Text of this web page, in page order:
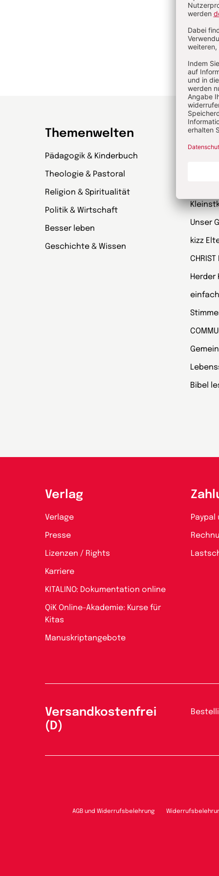
Themenwelten
Pädagogik & Kinderbuch
Theologie & Pastoral
Religion & Spiritualität
Politik & Wirtschaft
Besser leben
Geschichte & Wissen
&
Unser
kizz
CHRIST
Herder
Bibel
Verlag
Verlage
Presse
Lizenzen / Rights
Karriere
KITALINO: Dokumentation online
QiK Online-Akademie: Kurse für
Kitas
Manuskriptangebote
Versandkostenfrei
(D)
AGB und Widerrufsbelehrung